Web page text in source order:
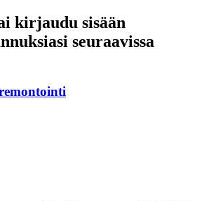
kirjaudu sisään
seuraavissa